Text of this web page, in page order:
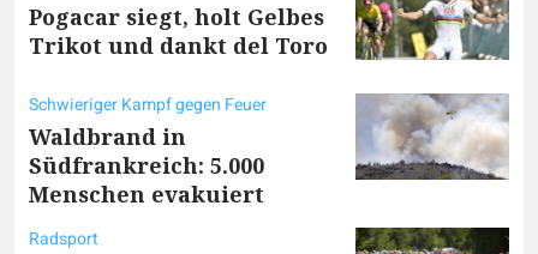
Pogacar siegt, holt Gelbes
Trikot und dankt del Toro
Schwieriger Kampf gegen Feuer
Waldbrand in
Südfrankreich: 5.000
Menschen evakuiert
Radsport